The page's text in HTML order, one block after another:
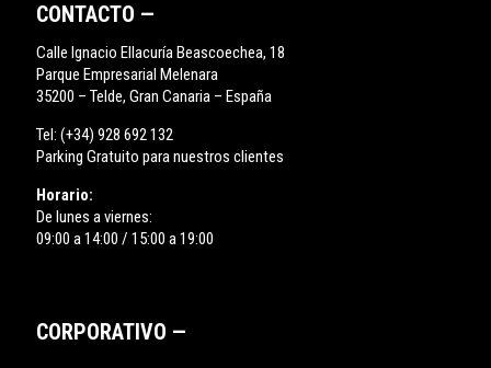
CONTACTO —
Calle Ignacio Ellacuría Beascoechea, 18
Parque Empresarial Melenara
35200 – Telde, Gran Canaria – España
Tel: (+34) 928 692 132
Parking Gratuito para nuestros clientes
Horario:
De lunes a viernes:
09:00 a 14:00 / 15:00 a 19:00
CORPORATIVO —